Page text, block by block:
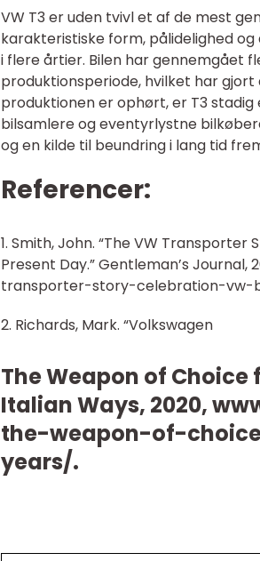
VW T3 er uden tvivl et af de mest
karakteristiske form, pålidelighed
i flere årtier. Bilen har gennemgået
produktionsperiode, hvilket har
produktionen er ophørt, er T3
bilsamlere og eventyrlystne
og en kilde til beundring i lang tid
Referencer:
1. Smith, John. “The VW
Present Day.” Gentleman’s
transporter-story-celebration-vw-
2. Richards, Mark. “Volkswagen
The Weapon of Choice
Italian Ways, 2020,
the-weapon-of-
years/.